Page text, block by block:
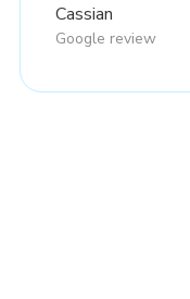
Cassian
Google review